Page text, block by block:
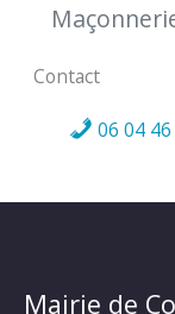
Contact
06 04
Mairie de